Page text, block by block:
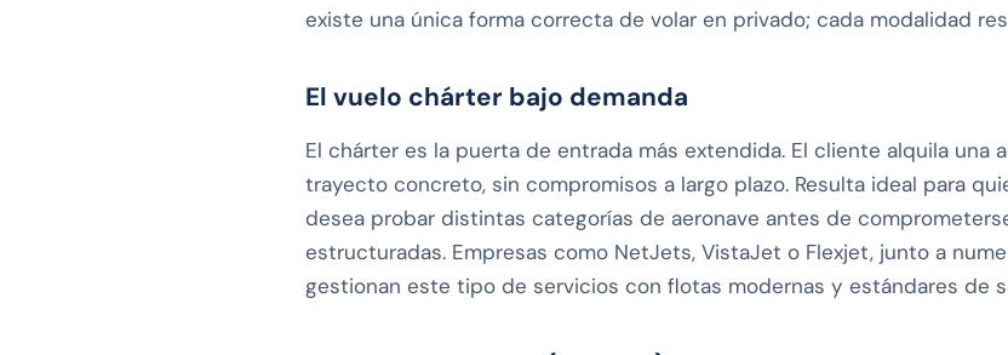
existe una única forma correcta de volar en privado; cada modalidad
El vuelo chárter bajo demanda
El chárter es la puerta de entrada más extendida. El cliente alquila una
trayecto concreto, sin compromisos a largo plazo. Resulta ideal para
desea probar distintas categorías de aeronave antes de
estructuradas. Empresas como NetJets, VistaJet o Flexjet, junto a
gestionan este tipo de servicios con flotas modernas y estándares de